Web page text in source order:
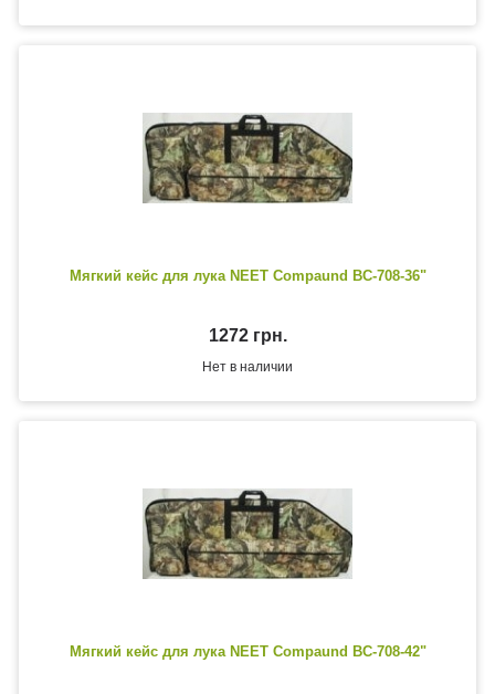
Мягкий кейс для лука NEET Compaund BC-708-36"
1272 грн.
Нет в наличии
Мягкий кейс для лука NEET Compaund BC-708-42"